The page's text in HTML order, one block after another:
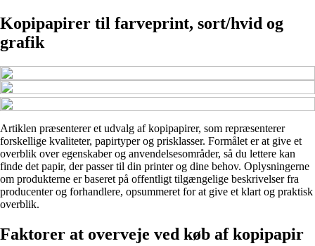
Kopipapirer til farveprint, sort/hvid og
grafik
Artiklen præsenterer et udvalg af kopipapirer, som repræsenterer
forskellige kvaliteter, papirtyper og prisklasser. Formålet er at give et
overblik over egenskaber og anvendelsesområder, så du lettere kan
finde det papir, der passer til din printer og dine behov. Oplysningerne
om produkterne er baseret på offentligt tilgængelige beskrivelser fra
producenter og forhandlere, opsummeret for at give et klart og praktisk
overblik.
Faktorer at overveje ved køb af kopipapir